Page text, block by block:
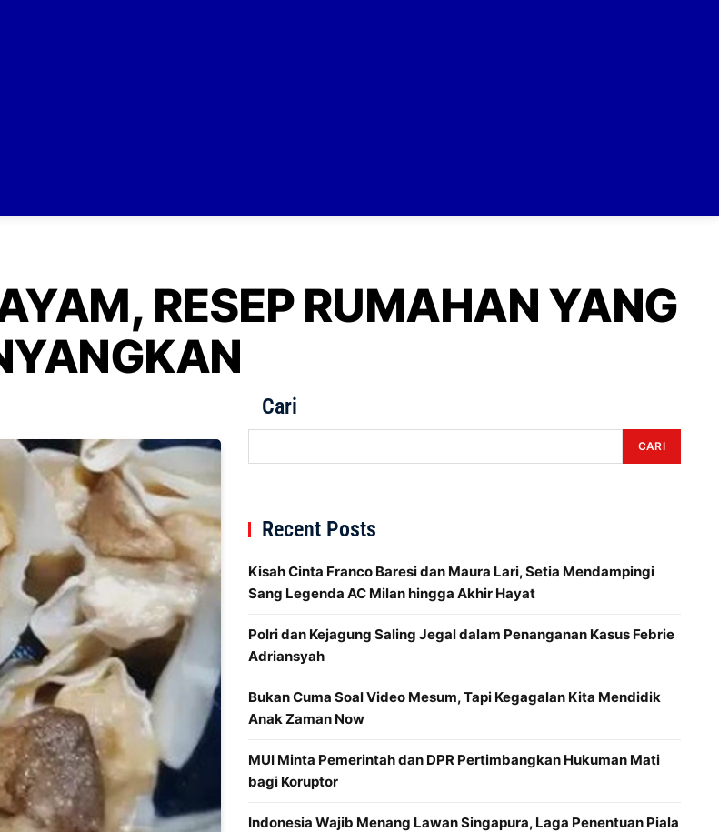
RESEP RUMAHAN YANG
Cari
CARI
Recent Posts
Kisah Cinta Franco Baresi dan Maura Lari, Setia Mendampingi
Sang Legenda AC Milan hingga Akhir Hayat
Polri dan Kejagung Saling Jegal dalam Penanganan Kasus Febrie
Adriansyah
Bukan Cuma Soal Video Mesum, Tapi Kegagalan Kita Mendidik
Anak Zaman Now
MUI Minta Pemerintah dan DPR Pertimbangkan Hukuman Mati
bagi Koruptor
Indonesia Wajib Menang Lawan Singapura, Laga Penentuan Piala